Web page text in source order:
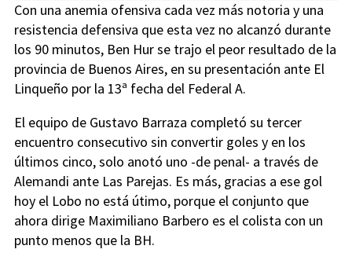
Con una anemia ofensiva cada vez más notoria y una
resistencia defensiva que esta vez no alcanzó durante
los 90 minutos, Ben Hur se trajo el peor resultado de la
provincia de Buenos Aires, en su presentación ante El
Linqueño por la 13ª fecha del Federal A.
El equipo de Gustavo Barraza completó su tercer
encuentro consecutivo sin convertir goles y en los
últimos cinco, solo anotó uno -de penal- a través de
Alemandi ante Las Parejas. Es más, gracias a ese gol
hoy el Lobo no está útimo, porque el conjunto que
ahora dirige Maximiliano Barbero es el colista con un
punto menos que la BH.